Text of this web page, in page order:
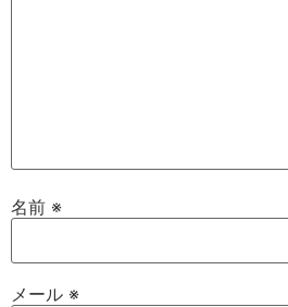
名前 ※
メール ※